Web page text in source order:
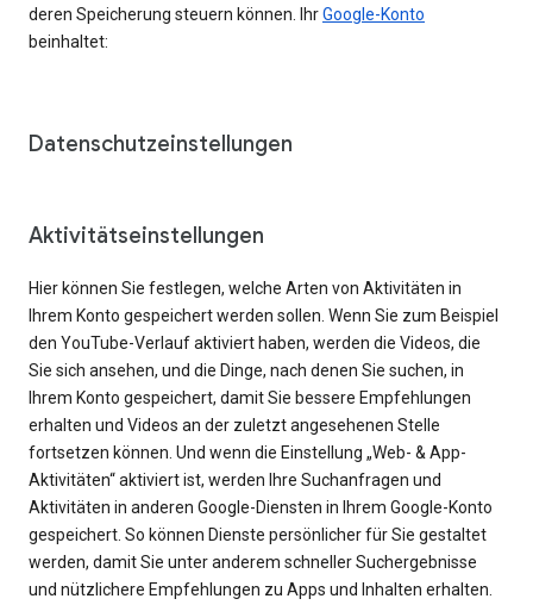
deren Speicherung steuern können. IhrGoogle-Konto
beinhaltet:
Datenschutzeinstellungen
Aktivitätseinstellungen
Hier können Sie festlegen, welche Arten von Aktivitäten in
Ihrem Konto gespeichert werden sollen. Wenn Sie zum Beispiel
den YouTube-Verlauf aktiviert haben, werden die Videos, die
Sie sich ansehen, und die Dinge, nach denen Sie suchen, in
Ihrem Konto gespeichert, damit Sie bessere Empfehlungen
erhalten und Videos an der zuletzt angesehenen Stelle
fortsetzen können. Und wenn die Einstellung „Web- & App-
Aktivitäten“ aktiviert ist, werden Ihre Suchanfragen und
Aktivitäten in anderen Google-Diensten in Ihrem Google-Konto
gespeichert. So können Dienste persönlicher für Sie gestaltet
werden, damit Sie unter anderem schneller Suchergebnisse
und nützlichere Empfehlungen zu Apps und Inhalten erhalten.